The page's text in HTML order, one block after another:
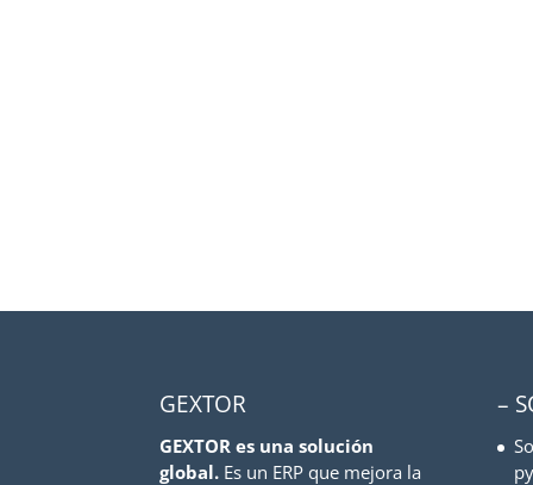
GEXTOR
GEXTOR es una solución
global. Es un ERP que mejora la
–